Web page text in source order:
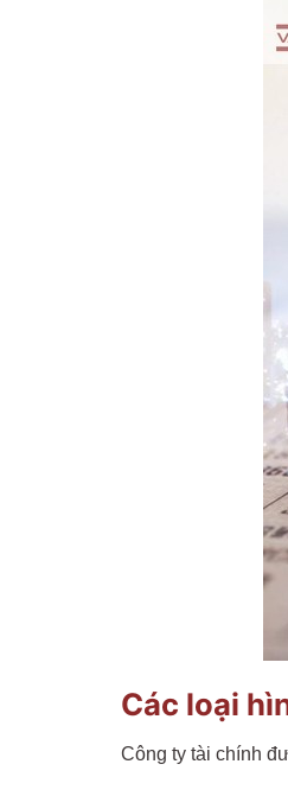
Các loại
Công ty tài chính